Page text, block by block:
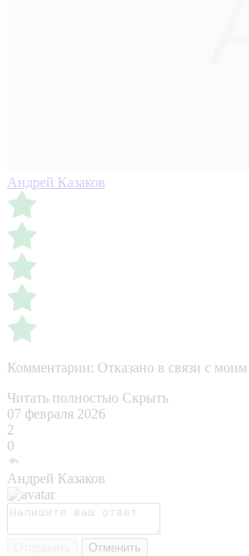
Андрей Казаков
Комментарии: Отказано в связи с
Читать полностью Скрыть
07 февраля 2026
2
0
Андрей Казаков
Отменить